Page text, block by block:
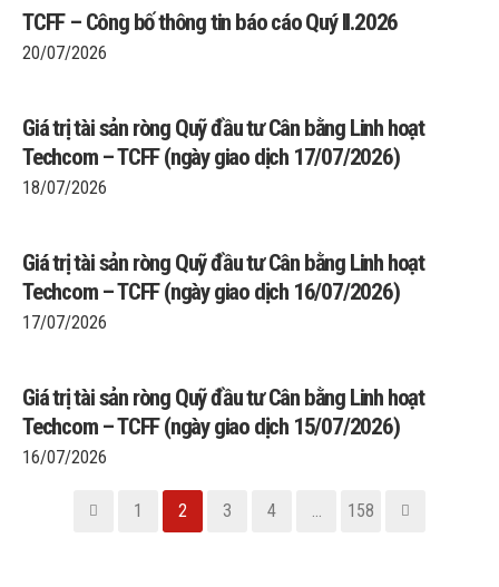
TCFF – Công bố thông tin báo cáo Quý II.2026
20/07/2026
Giá trị tài sản ròng Quỹ đầu tư Cân bằng Linh hoạt
Techcom – TCFF (ngày giao dịch 17/07/2026)
18/07/2026
Giá trị tài sản ròng Quỹ đầu tư Cân bằng Linh hoạt
Techcom – TCFF (ngày giao dịch 16/07/2026)
17/07/2026
Giá trị tài sản ròng Quỹ đầu tư Cân bằng Linh hoạt
Techcom – TCFF (ngày giao dịch 15/07/2026)
16/07/2026
1 2 3 4 … 158